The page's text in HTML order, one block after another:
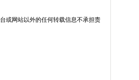
或网站以外的任何转载信息不承担责